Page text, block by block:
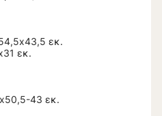
εκ.
εκ.
43 εκ.